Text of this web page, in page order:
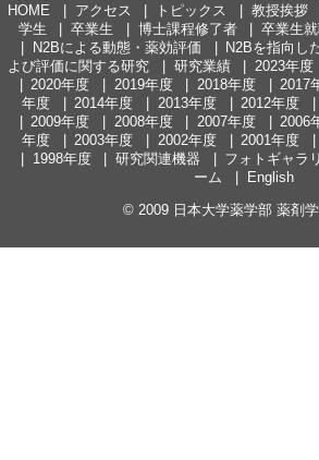
HOME アクセス トピックス 教授挨拶
学生
卒業生 博士課程修了者 卒業生
N2Bによる動態・薬効評価
N2Bを指向し
よび評価に関する研究
研究業績 2023年度
2020年度
2019年度 2018年度 2017
年度
2014年度 2013年度 2012年度
2009年度
2008年度 2007年度 2006
年度
2003年度 2002年度 2001年度
1998年度
研究関連機器 フォトギャラ
ーム
English
© 2009 日本大学薬学部 薬剤